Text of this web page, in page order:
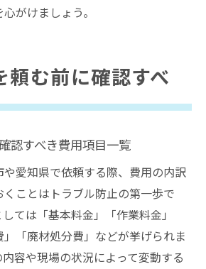
がけましょう。
頼む前に確認すべ
認すべき費用項目一覧
愛知県で依頼する際、費用の内訳
ことはトラブル防止の第一歩で
ては「基本料金」「作業料金」
」「廃材処分費」などが挙げられま
容や現場の状況によって変動する